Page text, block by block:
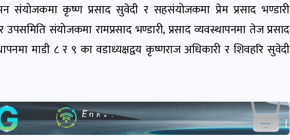
संयोजकमा कृष्ण प्रसाद सुवेदी र सहसंयोजकमा प्रेम प्रसाद भण्डारी
उपसमिति संयोजकमा रामप्रसाद भण्डारी, प्रसाद व्यवस्थापनमा तेज प्रसाद
माडी ८ र ९ का वडाध्यक्षद्वय कृष्णराज अधिकारी र शिवहरि सुवेदी